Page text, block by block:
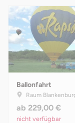
Ballonfahrt
Raum Blankenburg,
ab 229,00 €
nicht verfügbar